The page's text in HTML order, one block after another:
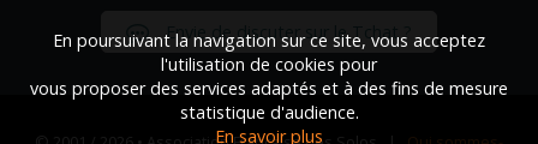
Envie de discuter sur le Tchat ?
En poursuivant la navigation sur ce site, vous acceptez
l'utilisation de cookies pour
vous proposer des services adaptés et à des fins de mesure
statistique d'audience.
En savoir plus